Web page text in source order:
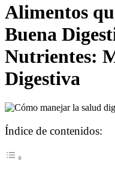
Alimentos
Buena
Nutrientes:
Digestiva
Índice de contenidos: